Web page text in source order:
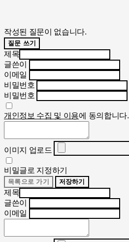
작성된 질문이 없습니다.
질문 쓰기
제목
글쓴이
이메일
비밀번호
비밀번호
개인정보 수집 및 이용에 동의합니다.
이미지 업로드
비밀글로 지정하기
목록으로 가기 저장하기
제목
글쓴이
이메일